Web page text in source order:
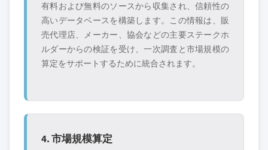
有料および無料のソースから収集され、信頼性の
高いデータベースを構築します。この情報は、販
売代理店、メーカー、協会などの主要ステークホ
ルダーからの検証を受け、一次調査と市場規模の
算定をサポートするために統合されます。
4. 市場規模算定